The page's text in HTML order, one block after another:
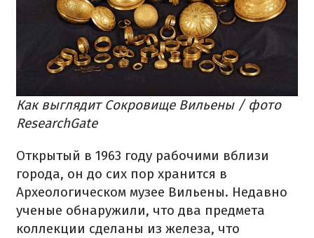
Как выглядит Сокровище Вильены / фото
ResearchGate
Открытый в 1963 году рабочими вблизи
города, он до сих пор хранится в
Археологическом музее Вильены. Недавно
ученые обнаружили, что два предмета
коллекции сделаны из железа, что